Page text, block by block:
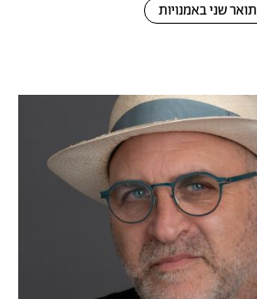
תואר שני באמנויות